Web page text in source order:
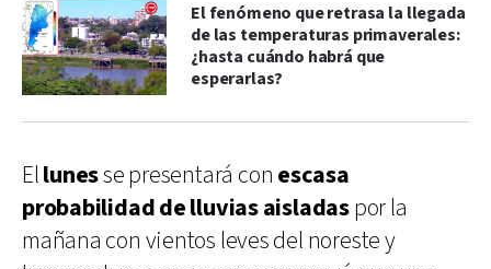
El fenómeno que retrasa la llegada
de las temperaturas primaverales:
¿hasta cuándo habrá que
esperarlas?
Ellunesse presentará con escasa
probabilidad de lluvias aisladaspor la
mañana con vientos leves del noreste y